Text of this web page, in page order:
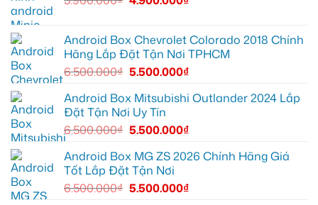
ánh
sáng
tốt
hơn
XL7
tại
Quận
để
ghi
mọi
cung
đường
Android Box Chevrolet Colorado 2018 Chính
Hãng Lắp Đặt Tận Nơi TPHCM
6.500.000₫ 5.500.000₫
Android Box Mitsubishi Outlander 2024 Lắp
Đặt Tận Nơi Uy Tín
6.500.000₫ 5.500.000₫
Android Box MG ZS 2026 Chính Hãng Giá
Tốt Lắp Đặt Tận Nơi
6.500.000₫ 5.500.000₫